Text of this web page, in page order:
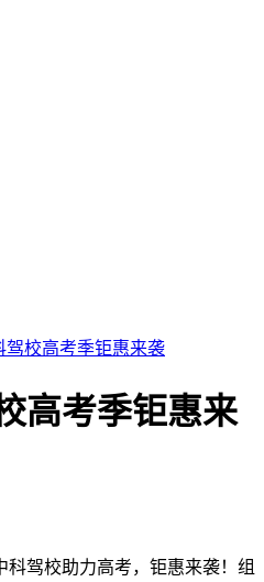
驾校高考季钜惠来袭
高考季钜惠来
驾校助力高考，钜惠来袭！组